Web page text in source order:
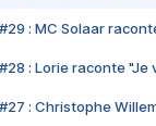
#29 : MC Solaar
#28 : Lorie raconte "Je
#27 : Christophe